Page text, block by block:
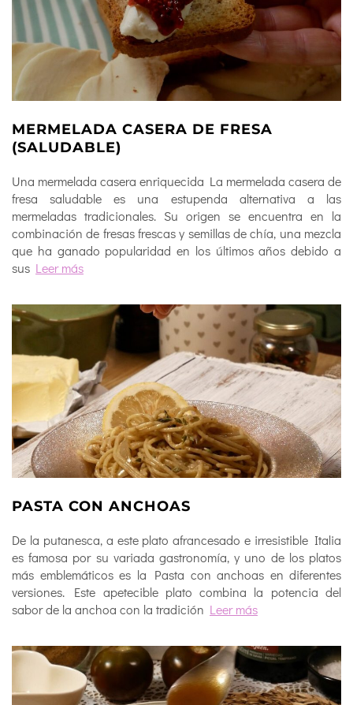
MERMELADA CASERA DE FRESA
(SALUDABLE)
Una mermelada casera enriquecida La mermelada casera de
fresa saludable es una estupenda alternativa a las
mermeladas tradicionales. Su origen se encuentra en la
combinación de fresas frescas y semillas de chía, una mezcla
que ha ganado popularidad en los últimos años debido a
sus Leer más
PASTA CON ANCHOAS
De la putanesca, a este plato afrancesado e irresistible Italia
es famosa por su variada gastronomía, y uno de los platos
más emblemáticos es la Pasta con anchoas en diferentes
versiones. Este apetecible plato combina la potencia del
sabor de la anchoa con la tradición Leer más